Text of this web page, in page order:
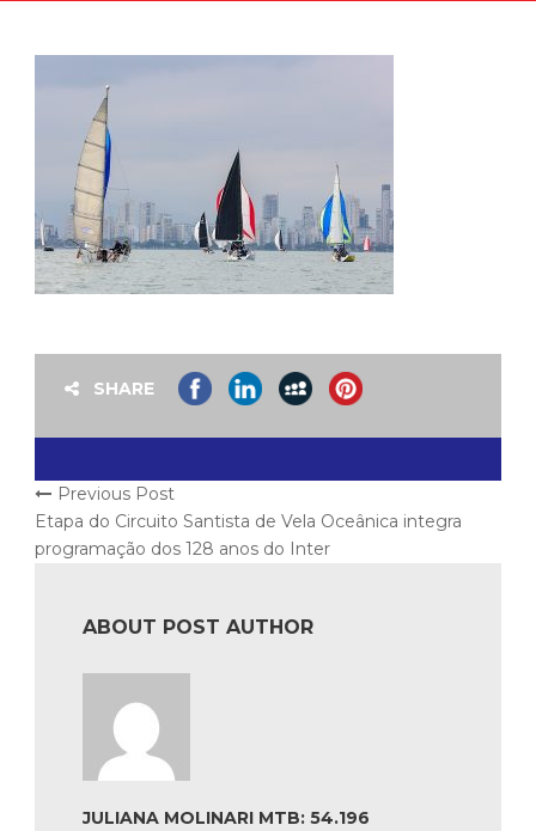
SHARE
Previous Post
Etapa do Circuito Santista de Vela Oceânica integra
programação dos 128 anos do Inter
ABOUT POST AUTHOR
JULIANA MOLINARI MTB: 54.196